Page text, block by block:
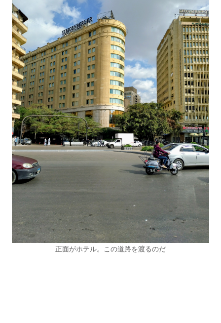
正面がホテル。この道路を渡るのだ